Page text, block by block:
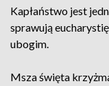
Kapłaństwo jest
sprawują
ubogim.
Msza święta